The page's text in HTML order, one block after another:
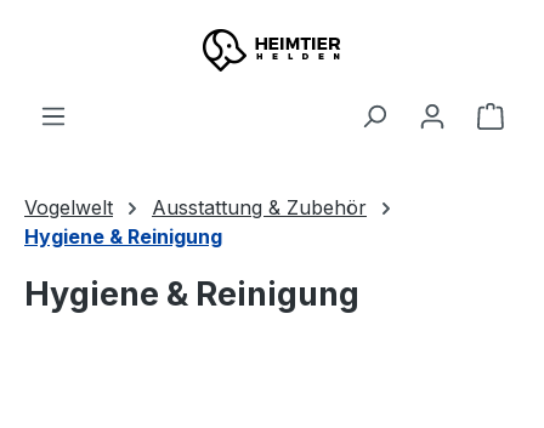
Zum Hauptinhalt springen
Vogelwelt
Ausstattung & Zubehör
Hygiene & Reinigung
Hygiene & Reinigung